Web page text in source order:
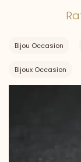
Bijou Occasion
Bijoux Occasion